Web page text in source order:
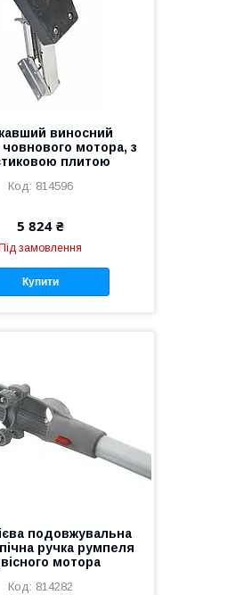
виносний
мотора, з
плитою
814596
5 824 ₴
замовлення
Купити
подовжувальна
ручка румпеля
мотора
814282